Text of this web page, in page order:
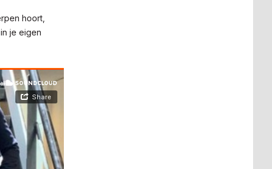
hoort,
je eigen